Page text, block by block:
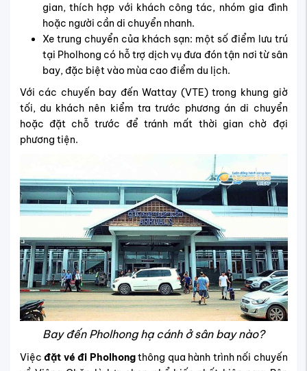
gian, thích hợp với khách công tác, nhóm gia đình
hoặc người cần di chuyển nhanh.
Xe trung chuyển của khách sạn: một số điểm lưu trú
tại Pholhong có hỗ trợ dịch vụ đưa đón tận nơi từ sân
bay, đặc biệt vào mùa cao điểm du lịch.
Với các chuyến bay đến Wattay (VTE) trong khung giờ
tối, du khách nên kiểm tra trước phương án di chuyển
hoặc đặt chỗ trước để tránh mất thời gian chờ đợi
phương tiện.
Bay đến Pholhong hạ cánh ở sân bay nào?
Việc đặt vé đi Pholhongthông qua hành trình nối chuyến